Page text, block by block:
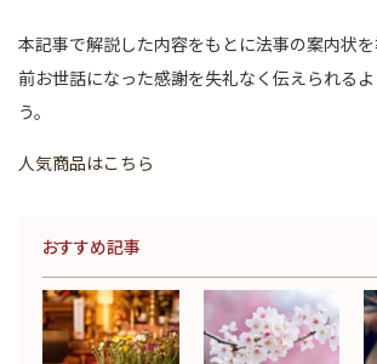
本記事で解説した内容をもとに法事の案内状
前お世話になった感謝を失礼なく伝えられる
う。
人気商品はこちら
おすすめ記事